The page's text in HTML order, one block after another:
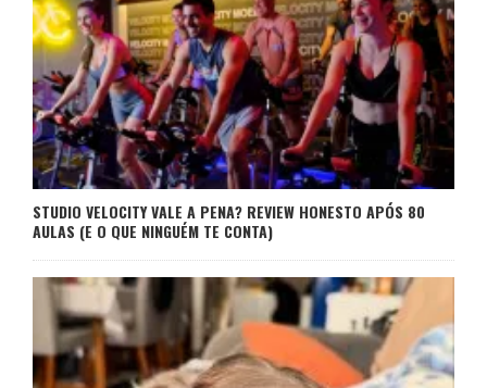
STUDIO VELOCITY VALE A PENA? REVIEW HONESTO APÓS 80
AULAS (E O QUE NINGUÉM TE CONTA)